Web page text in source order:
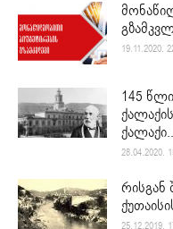
19.11.2020.
145
28.04.2020.
რისგან
25.12.2019.